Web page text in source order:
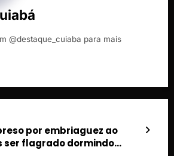
@destaque_cuiaba para mais
por embriaguez ao
ser flagrado dormindo